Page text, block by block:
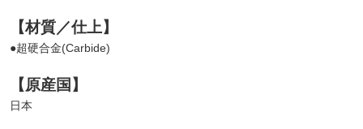
【材質／仕上】
●超硬合金(Carbide)
【原産国】
日本